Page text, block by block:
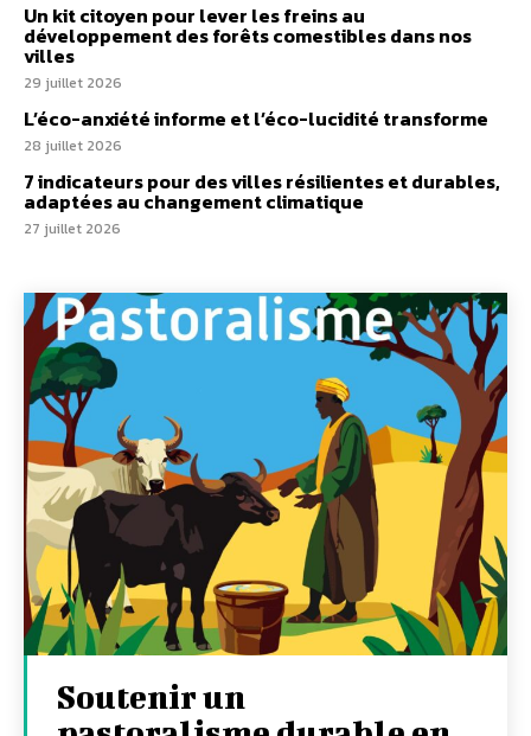
Un kit citoyen pour lever les freins au
développement des forêts comestibles dans nos
villes
29 juillet 2026
L’éco-anxiété informe et l’éco-lucidité transforme
28 juillet 2026
7 indicateurs pour des villes résilientes et durables,
adaptées au changement climatique
27 juillet 2026
Soutenir un